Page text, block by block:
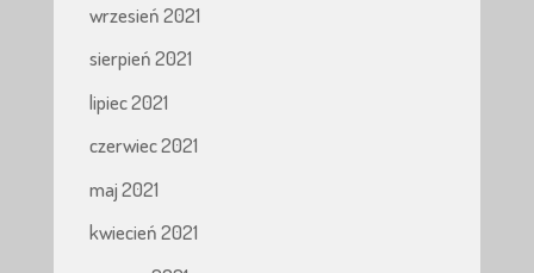
wrzesień 2021
sierpień 2021
lipiec 2021
czerwiec 2021
maj 2021
kwiecień 2021